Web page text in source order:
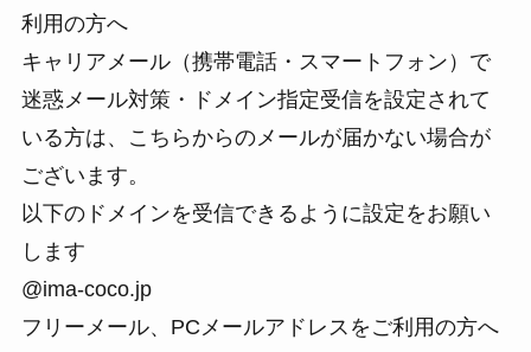
利用の方へ
キャリアメール（携帯電話・スマートフォン）で
迷惑メール対策・ドメイン指定受信を設定されて
いる方は、こちらからのメールが届かない場合が
ございます。
以下のドメインを受信できるように設定をお願い
します
@ima-coco.jp
フリーメール、PCメールアドレスをご利用の方へ